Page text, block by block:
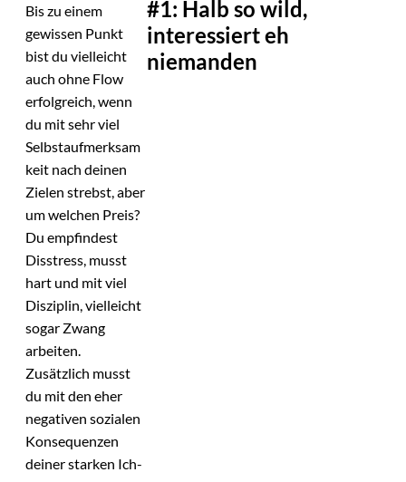
Bis zu einem
gewissen Punkt
bist du vielleicht
auch ohne Flow
erfolgreich, wenn
du mit sehr viel
Selbstaufmerksam
keit nach deinen
Zielen strebst, aber
um welchen Preis?
Du empfindest
Disstress, musst
hart und mit viel
Disziplin, vielleicht
sogar Zwang
arbeiten.
Zusätzlich musst
du mit den eher
negativen sozialen
Konsequenzen
deiner starken Ich-
#1: Halb so wild,
interessiert eh
niemanden